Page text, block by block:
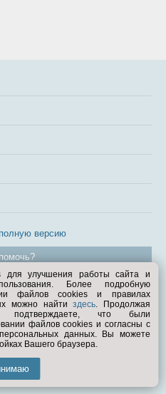
версию
1998—2026
улучшения работы сайта и
Более подробную
файлов cookies и правилах
можно найтиздесь. Продолжая
подтверждаете, что были
файлов cookies и согласны с
данных. Вы можете
Вашего браузера.